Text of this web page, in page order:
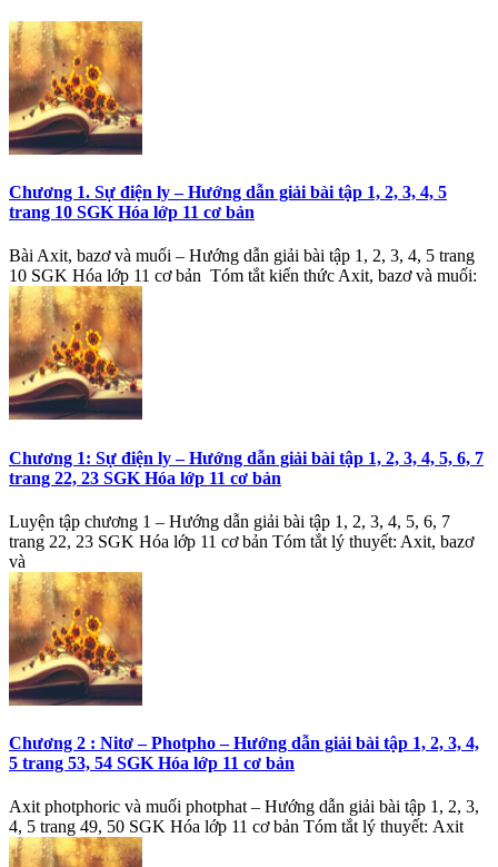
Chương 1. Sự điện ly – Hướng dẫn giải bài tập 1, 2, 3, 4, 5
trang 10 SGK Hóa lớp 11 cơ bản
Bài Axit, bazơ và muối – Hướng dẫn giải bài tập 1, 2, 3, 4, 5 trang
10 SGK Hóa lớp 11 cơ bản Tóm tắt kiến thức Axit, bazơ và muối:
Chương 1: Sự điện ly – Hướng dẫn giải bài tập 1, 2, 3, 4, 5, 6, 7
trang 22, 23 SGK Hóa lớp 11 cơ bản
Luyện tập chương 1 – Hướng dẫn giải bài tập 1, 2, 3, 4, 5, 6, 7
trang 22, 23 SGK Hóa lớp 11 cơ bản Tóm tắt lý thuyết: Axit, bazơ
và
Chương 2 : Nitơ – Photpho – Hướng dẫn giải bài tập 1, 2, 3, 4,
5 trang 53, 54 SGK Hóa lớp 11 cơ bản
Axit photphoric và muối photphat – Hướng dẫn giải bài tập 1, 2, 3,
4, 5 trang 49, 50 SGK Hóa lớp 11 cơ bản Tóm tắt lý thuyết: Axit